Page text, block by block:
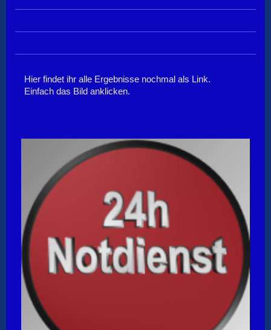
Hier findet ihr alle Ergebnisse nochmal als Link.
Einfach das Bild anklicken.